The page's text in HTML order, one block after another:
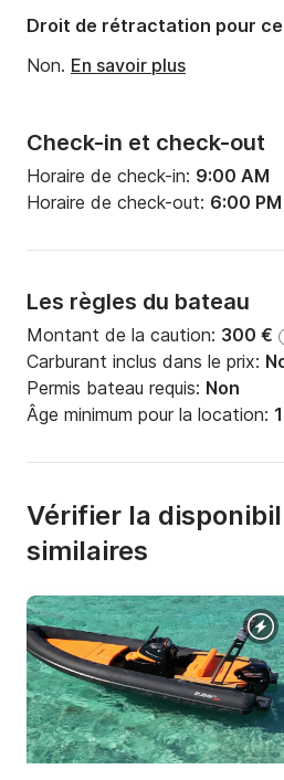
Check-in et check-out
Horaire de check-in: 9:00 AM
Horaire de check-out: 6:00 PM
Les règles du bateau
Montant de la caution: 300 €
Carburant inclus dans le prix:
Permis bateau requis: Non
Âge minimum pour la location:
Droit de rétractation pour
Non. En savoir plus
Vérifier la
similaires